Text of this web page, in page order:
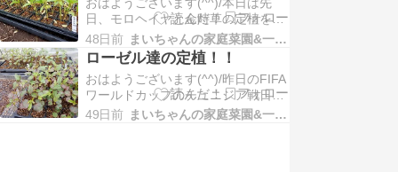
ティックセニョールは、ブロッコリ
ーとカイランを交配した茎を食べる
ブロッコリーで、茎は柔らかく甘み
があり、アスパラの…
日、モロヘイヤと金時草の定植をし
た様子をお届けします！！モロヘイ
ヤ。。。種蒔き後３４日経過 （種蒔
き５/１７）モロヘイヤは、栄養価が
非常に高い緑黄色野菜で、特に夏に
旬を迎えます。刻むと独特の粘りが
出るのが特徴で、スープや様々なお
48日前 まいちゃんの家庭菜園&一人農業
ローゼル達の定植！！
おはようございます(^^)/昨日のFIFA
ワールドカップのチュニジア戦日本
代表の快勝、よくやった (^.^)そし
49日前 まいちゃんの家庭菜園&一人農業